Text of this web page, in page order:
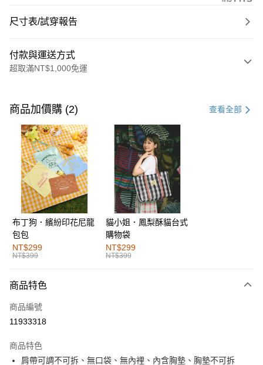
尺寸表/試穿報告
付款與運送方式
超取滿NT$1,000免運
信用卡一次付款
購物金
超商取貨付款
LINE Pay
街口支付
運送方式
全家取貨付款
每筆NT$60，滿NT$1,000(含以上)免運費
付款後全家取貨
萊爾富取貨付款
付款後萊爾富取貨
商品加價購 (2) 查看全部
布丁狗．繽紛印花尼龍
包包
NT$299
NT$399
貓小姐．鳳梨酥貓台式
購物袋
NT$299
NT$399
商品特色
商品編號
11933318
商品特色
肩帶可調不可拆、無口袋、無內裡、內含胸墊、胸墊不可拆